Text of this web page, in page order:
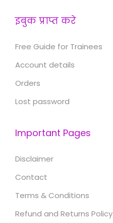
इबुक प्राप्त करे
Free Guide for Trainees
Account details
Orders
Lost password
Important Pages
Disclaimer
Contact
Terms & Conditions
Refund and Returns Policy